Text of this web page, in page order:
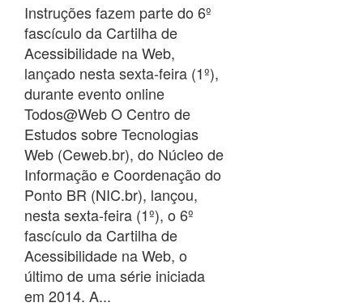
Instruções fazem parte do 6º
fascículo da Cartilha de
Acessibilidade na Web,
lançado nesta sexta-feira (1º),
durante evento online
Todos@Web O Centro de
Estudos sobre Tecnologias
Web (Ceweb.br), do Núcleo de
Informação e Coordenação do
Ponto BR (NIC.br), lançou,
nesta sexta-feira (1º), o 6º
fascículo da Cartilha de
Acessibilidade na Web, o
último de uma série iniciada
em 2014. A...